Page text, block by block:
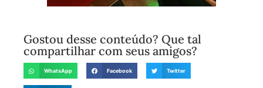
Gostou desse conteúdo? Que tal
compartilhar com seus amigos?
WhatsApp Facebook Twitter